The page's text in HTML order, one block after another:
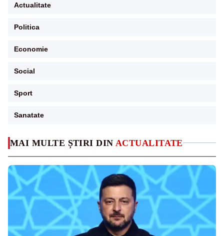
MAI MULTE ȘTIRI DIN ACTUALITATE
Actualitate
Politica
Economie
Social
Sport
Sanatate